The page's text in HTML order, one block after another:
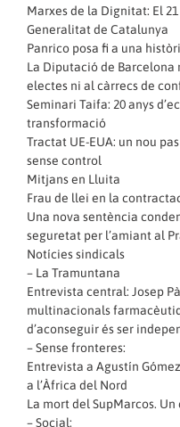
Marxes de la Dignitat: El
Generalitat de Catalunya
Panrico posa fi a una
La Diputació de
electes ni al càrrecs de
Seminari Taifa: 20 anys
transformació
Tractat UE-EUA: un nou
sense control
Mitjans en Lluita
Frau de llei en la
Una nova sentència
seguretat per l’amiant al
Notícies sindicals
– La Tramuntana
Entrevista central: Josep
multinacionals
d’aconseguir és ser
– Sense fronteres:
Entrevista a Agustín
a l’Àfrica del Nord
La mort del SupMarcos.
– Social: